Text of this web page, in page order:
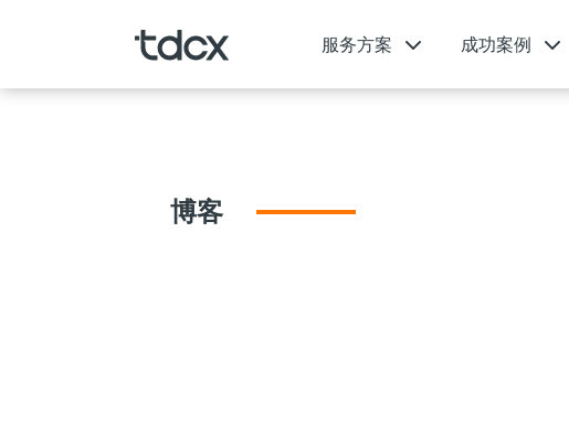
服务方案 成功案例
博客